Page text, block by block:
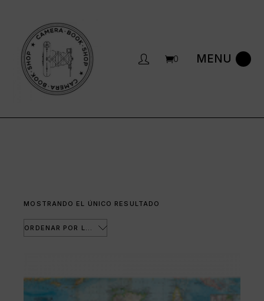
0
MOSTRANDO EL ÚNICO RESULTADO